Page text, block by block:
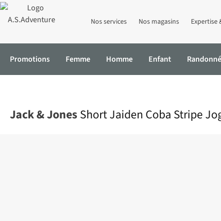
Nos services Nos magasins Expertise
Promotions Femme Homme Enfant
Jack & Jones Short Jaiden Coba Stripe